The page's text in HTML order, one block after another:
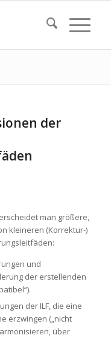
der
man größere,
kleineren (Korrektur-)
und
der erstellenden
der ILF, die eine
erzwingen („nicht
über